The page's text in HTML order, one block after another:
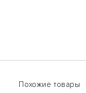
Похожие товары